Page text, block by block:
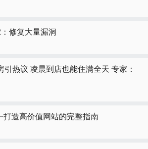
修复大量漏洞
引热议 凌晨到店也能住满全天 专家：
打造高价值网站的完整指南